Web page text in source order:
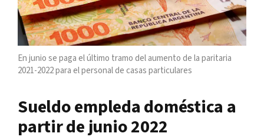
En junio se paga el último tramo del aumento de la paritaria
2021-2022 para el personal de casas particulares
Sueldo empleda doméstica a
partir de junio 2022